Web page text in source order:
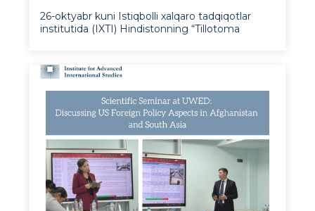
vakillarini qabul qildi
26-oktyabr kuni Istiqbolli xalqaro tadqiqotlar
institutida (IXTI) Hindistonning “Tillotoma
Hindiston o‘rtasidagi akademik va diplomatik
hamkorlikni kengaytirish yo‘lid